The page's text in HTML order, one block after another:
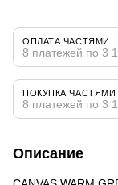
ОПЛАТА ЧАСТЯМИ
8 платежей по 3
ПОКУПКА ЧАСТЯМИ
8 платежей по 3
Описание